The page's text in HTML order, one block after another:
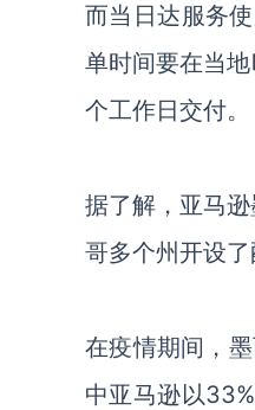
而当日达服务
单时间要在当
个工作日交付。
据了解，亚马
哥多个州开设了
在疫情期间，
中亚马逊以